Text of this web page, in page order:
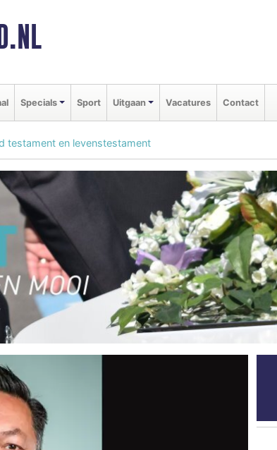
Specials Sport Uitgaan Vacatures Contact
testament en levenstestament